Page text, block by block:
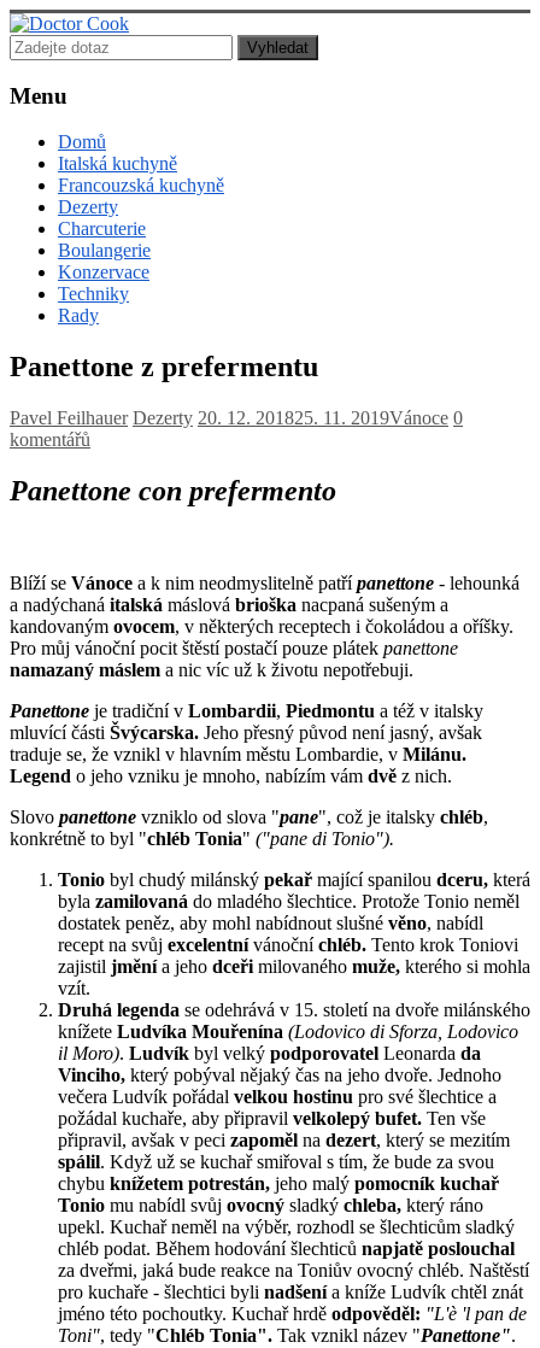
Doctor
Cook
Lékař
posedlý
jídlem,
vařením
pečením!
Menu
Domů
Italská kuchyně
Francouzská kuchyně
Dezerty
Charcuterie
Boulangerie
Konzervace
Techniky
Rady
Panettone z prefermentu
Pavel Feilhauer Dezerty 20. 12. 201825. 11. 2019Vánoce 0
komentářů
Panettone con prefermento
Blíží se Vánoce a k nim neodmyslitelně patřípanettone - lehounká
a nadýchaná italská máslová brioška nacpaná sušeným a
kandovaným ovocem, v některých receptech i čokoládou a oříšky.
Pro můj vánoční pocit štěstí postačí pouze plátek panettone
namazaný máslem a nic víc už k životu nepotřebuji.
Panettone je tradiční v Lombardii, Piedmontu a též v italsky
mluvící části Švýcarska. Jeho přesný původ není jasný, avšak
traduje se, že vznikl v hlavním městu Lombardie, v Milánu.
Legend o jeho vzniku je mnoho, nabízím vám dvě z nich.
Slovo panettone vzniklo od slova "pane", což je italsky chléb,
konkrétně to byl "chléb Tonia" ("pane di Tonio").
Tonio byl chudý milánský pekař mající spanilou dceru, která
byla zamilovaná do mladého šlechtice. Protože Tonio neměl
dostatek peněz, aby mohl nabídnout slušné věno, nabídl
recept na svůj excelentnívánočníchléb. Tento krok Toniovi
zajistil jměnía jeho dceři milovaného muže, kterého si mohla
vzít.
Druhá legenda se odehrává v 15. století na dvoře milánského
knížete Ludvíka Mouřenína (Lodovico di Sforza, Lodovico
il Moro). Ludvík byl velký podporovatel Leonarda da
Vinciho, který pobýval nějaký čas na jeho dvoře. Jednoho
večera Ludvík pořádal velkou hostinu pro své šlechtice a
požádal kuchaře, aby připravil velkolepý bufet. Ten vše
připravil, avšak v peci zapoměl na dezert, který se mezitím
spálil. Když už se kuchař smiřoval s tím, že bude za svou
chybu knížetem potrestán, jeho malý pomocník kuchař
Tonio mu nabídl svůj ovocný sladký chleba, který ráno
upekl. Kuchař neměl na výběr, rozhodl se šlechticům sladký
chléb podat. Během hodování šlechticů napjatě poslouchal
za dveřmi, jaká bude reakce na Toniův ovocný chléb. Naštěstí
pro kuchaře - šlechtici byli nadšenía kníže Ludvík chtěl znát
jméno této pochoutky. Kuchař hrdě odpověděl: "L'è 'l pan de
Toni", tedy "Chléb Tonia". Tak vznikl název "Panettone".